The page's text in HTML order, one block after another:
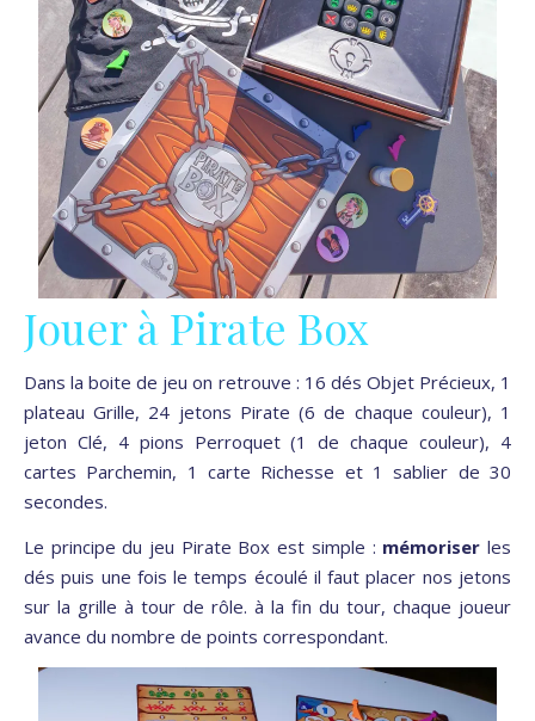
Jouer à Pirate Box
Dans la boite de jeu on retrouve : 16 dés Objet Précieux, 1
plateau Grille, 24 jetons Pirate (6 de chaque couleur), 1
jeton Clé, 4 pions Perroquet (1 de chaque couleur), 4
cartes Parchemin, 1 carte Richesse et 1 sablier de 30
secondes.
Le principe du jeu Pirate Box est simple : mémoriserles
dés puis une fois le temps écoulé il faut placer nos jetons
sur la grille à tour de rôle. à la fin du tour, chaque joueur
avance du nombre de points correspondant.